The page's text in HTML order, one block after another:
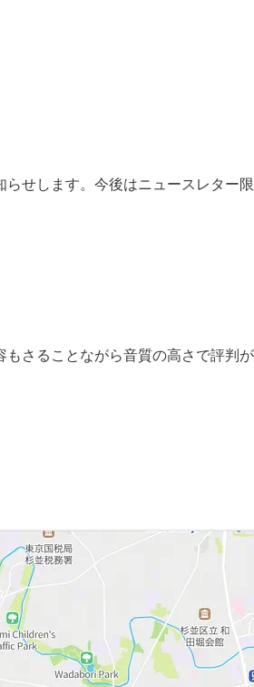
せします。今後はニュースレター
ることながら音質の高さで評判